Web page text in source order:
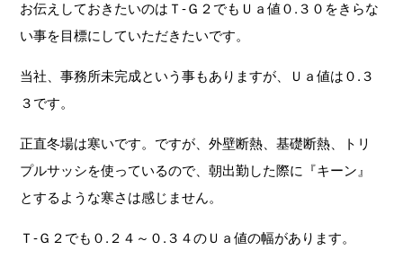
お伝えしておきたいのはＴ-Ｇ２でもＵａ値０.３０をきらな
い事を目標にしていただきたいです。
当社、事務所未完成という事もありますが、Ｕａ値は０.３
３です。
正直冬場は寒いです。ですが、外壁断熱、基礎断熱、トリ
プルサッシを使っているので、朝出勤した際に『キーン』
とするような寒さは感じません。
Ｔ-Ｇ２でも０.２４～０.３４のＵａ値の幅があります。